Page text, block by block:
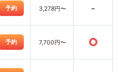
予約 3,278円〜 -
予約 7,700円〜 ○